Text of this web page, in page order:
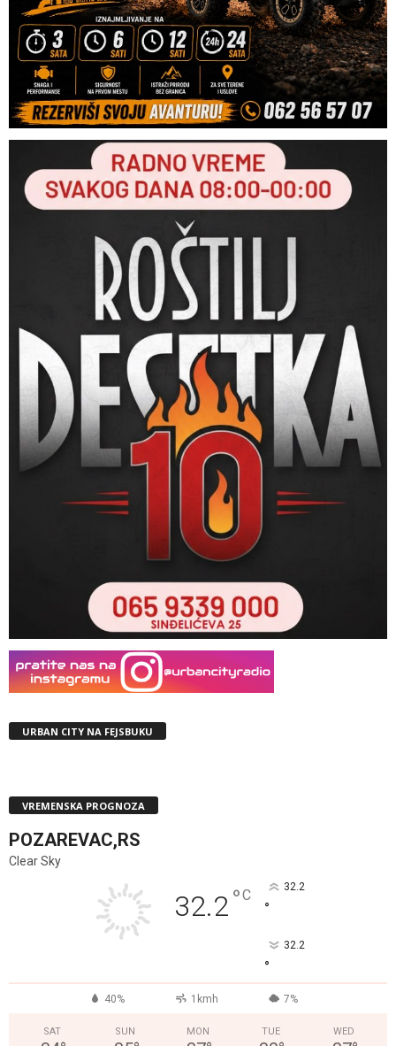
URBAN CITY NA FEJSBUKU
VREMENSKA PROGNOZA
POZAREVAC,RS
Clear Sky
32.2°C 32.2
°
32.2
°
40% 1kmh 7%
SAT SUN MON TUE WED